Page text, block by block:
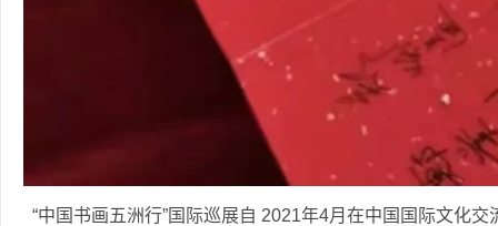
“中国书画五洲行”国际巡展自 2021年4月在中国国际文化